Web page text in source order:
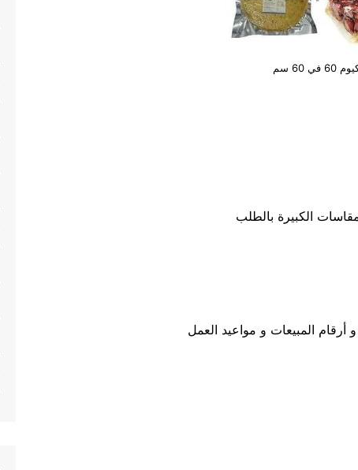
60 سم
المبيعات و مواعيد العمل